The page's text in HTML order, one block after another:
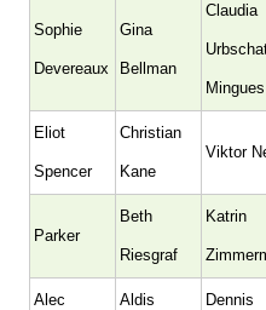
Sophie
Devereaux
Gina
Bellman
Claudia
Mingues
Eliot
Spencer
Christian
Kane
Viktor
Parker
Beth
Riesgraf
Katrin
Alec Aldis Dennis